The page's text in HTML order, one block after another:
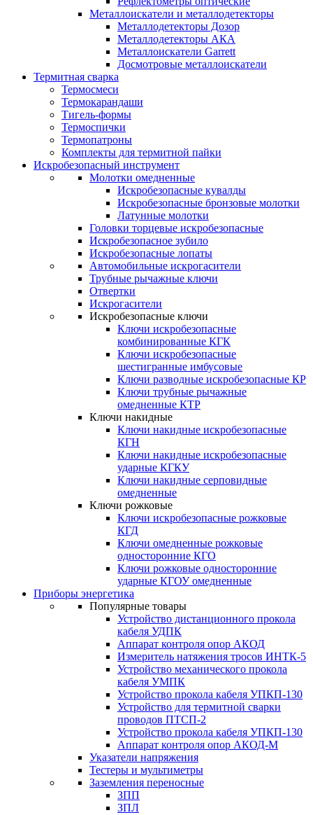
Металлоискатели и металлодетекторы
Металлодетекторы Дозор
Металлодетекторы АКА
Металлоискатели Garrett
Досмотровые металлоискатели
Термитная сварка
Термосмеси
Термокарандаши
Тигель-формы
Термоспички
Термопатроны
Комплекты для термитной пайки
Искробезопасный инструмент
Молотки омедненные
Искробезопасные кувалды
Искробезопасные бронзовые молотки
Латунные молотки
Головки торцевые искробезопасные
Искробезопасное зубило
Искробезопасные лопаты
Автомобильные искрогасители
Трубные рычажные ключи
Отвертки
Искрогасители
Искробезопасные ключи
Ключи искробезопасные
комбинированные КГК
Ключи искробезопасные
шестигранные имбусовые
Ключи разводные искробезопасные КР
Ключи трубные рычажные
омедненные КТР
Ключи накидные
Ключи накидные искробезопасные
КГН
Ключи накидные искробезопасные
ударные КГКУ
Ключи накидные серповидные
омедненные
Ключи рожковые
Ключи искробезопасные рожковые
КГД
Ключи омедненные рожковые
односторонние КГО
Ключи рожковые односторонние
ударные КГОУ омедненные
Приборы энергетика
Популярные товары
Устройство дистанционного прокола
кабеля УДПК
Аппарат контроля опор АКОД
Измеритель натяжения тросов ИНТК-5
Устройство механического прокола
кабеля УМПК
Устройство прокола кабеля УПКП-130
Устройство для термитной сварки
проводов ПТСП-2
Устройство прокола кабеля УПКП-130
Аппарат контроля опор АКОД-М
Указатели напряжения
Тестеры и мультиметры
Заземления переносные
ЗПП
ЗПЛ